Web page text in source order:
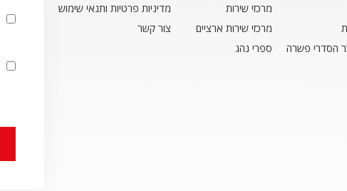
הסדרי פשרה
מרכזי שירות
מרכזי שירות ארציים
ספרי נהג
מדיניות פרטיות ותנאי שימוש
צור קשר